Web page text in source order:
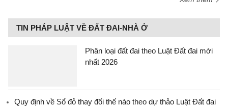
TIN PHÁP LUẬT VỀ ĐẤT ĐAI-NHÀ Ở
Phân loại đất đai theo Luật Đất đai mới
nhất 2026
Quy định về Sổ đỏ thay đổi thế nào theo dự thảo Luật Đất đai